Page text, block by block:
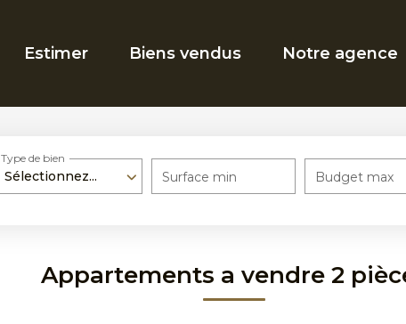
Estimer Biens vendus Notre agence
Sélectionnez...
Type de bien
Surface min Budget max
Appartements a vendre 2